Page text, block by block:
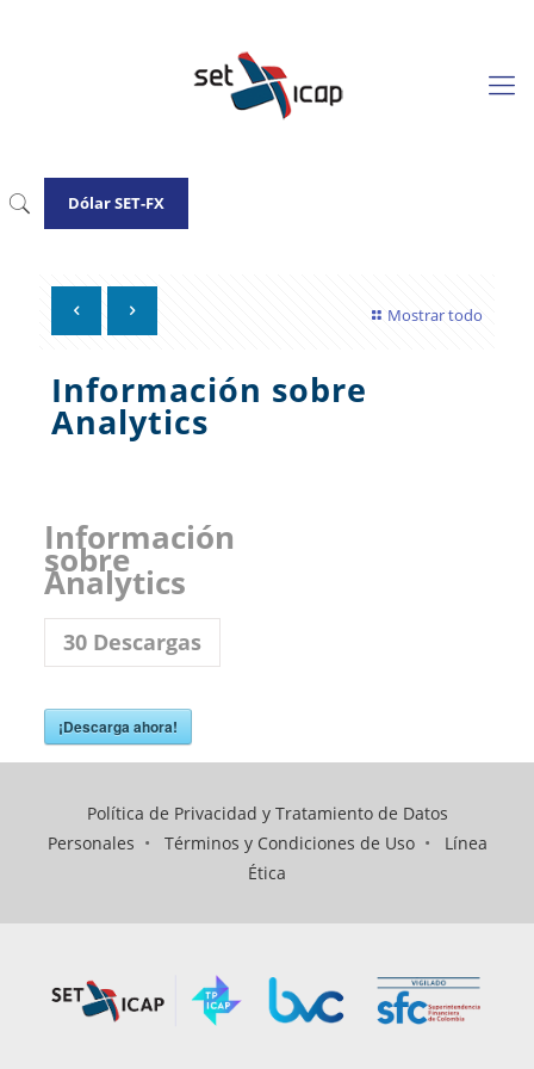
Dólar SET-FX
Mostrar todo
Información sobre
Analytics
Información
sobre
Analytics
30Descargas
¡Descarga ahora!
Política de Privacidad y Tratamiento de Datos
Personales • Términos y Condiciones de Uso• Línea
Ética